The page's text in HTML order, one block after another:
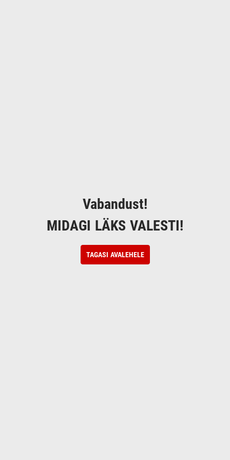
Vabandust!
MIDAGI LÄKS VALESTI!
TAGASI AVALEHELE